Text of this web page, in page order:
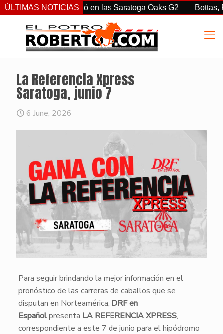
ÚLTIMAS NOTICIAS
Jr. sorprendió en las Saratoga Oaks G2 Bottas,
La Referencia Xpress
Saratoga, junio 7
6 June, 2026
Para seguir brindando la mejor información en el
pronóstico de las carreras de caballos que se
disputan en Norteamérica, DRF en
Españolpresenta LA REFERENCIA XPRESS,
correspondiente a este 7 de junio para el hipódromo